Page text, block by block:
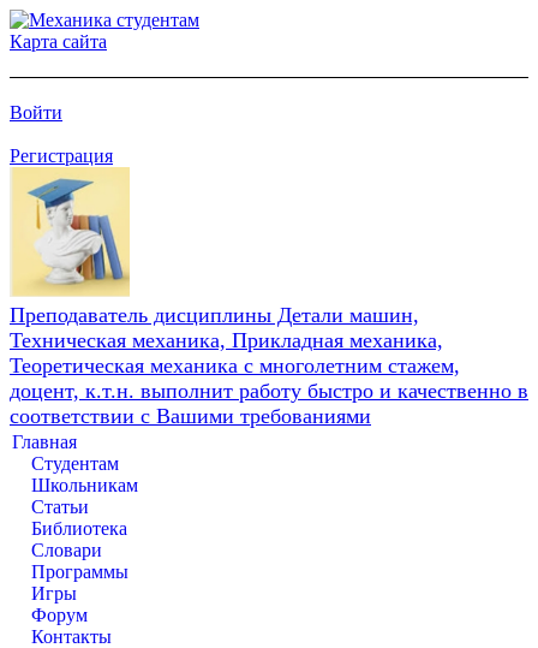
Карта сайта
Войти
Регистрация
Преподаватель дисциплины Детали машин,
Техническая механика, Прикладная механика,
Теоретическая механика с многолетним стажем,
доцент, к.т.н. выполнит работу быстро и качественно в
соответствии с Вашими требованиями
Главная
Студентам
Школьникам
Статьи
Библиотека
Словари
Программы
Игры
Форум
Контакты